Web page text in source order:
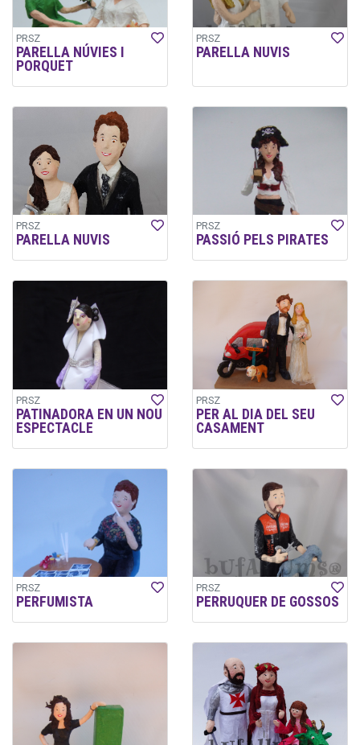
PRSZ
PARELLA NÚVIES I
PORQUET
PRSZ
PARELLA NUVIS
PRSZ
PARELLA NUVIS
PRSZ
PASSIÓ PELS PIRATES
PRSZ
PATINADORA EN UN NOU
ESPECTACLE
PRSZ
PER AL DIA DEL SEU
CASAMENT
PRSZ
PERFUMISTA
PRSZ
PERRUQUER DE GOSSOS